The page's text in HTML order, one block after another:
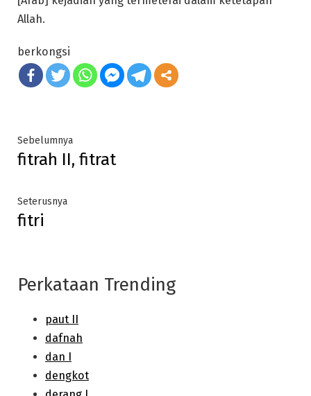
Allah.
berkongsi
Post
navigation
SebelumnyaPrevious
post:
fitrah II, fitrat
SeterusnyaNext
fitri
Perkataan Trending